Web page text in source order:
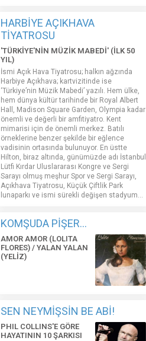
HARBİYE AÇIKHAVA
TİYATROSU
'TÜRKİYE'NİN MÜZİK MABEDİ' (İLK 50
YIL)
İsmi Açık Hava Tiyatrosu; halkın ağzında
Harbiye Açıkhava; kartvizitinde ise
‘Türkiye’nin Müzik Mabedi’ yazılı. Hem ülke,
hem dünya kültür tarihinde bir Royal Albert
Hall, Madison Square Garden, Olympia kadar
önemli ve değerli bir amfitiyatro. Kent
mimarisi için de önemli merkez. Batılı
örneklerine benzer şekilde bir eğlence
vadisinin ortasında bulunuyor. En üstte
Hilton, biraz altında, günümüzde adı İstanbul
Lütfi Kırdar Uluslararası Kongre ve Sergi
Sarayı olmuş meşhur Spor ve Sergi Sarayı,
Açıkhava Tiyatrosu, Küçük Çiftlik Park
lunaparkı ve ismi sürekli değişen stadyum…
KOMŞUDA PİŞER...
AMOR AMOR (LOLITA
FLORES) / YALAN YALAN
(YELİZ)
SEN NEYMİŞSİN BE ABİ!
PHIL COLLINS'E GÖRE
HAYATININ 10 ŞARKISI